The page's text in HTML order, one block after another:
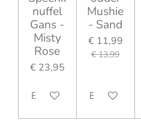
nuffel
Gans -
Misty
Rose
€ 23,95
Bekijk details
Mushie
- Sand
€ 11,99
€ 13,99
Bekijk details